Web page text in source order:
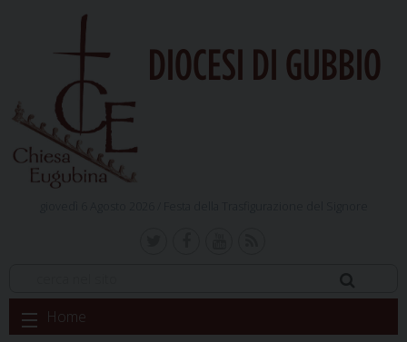
DIOCESI DI GUBBIO
Skip
to
Home